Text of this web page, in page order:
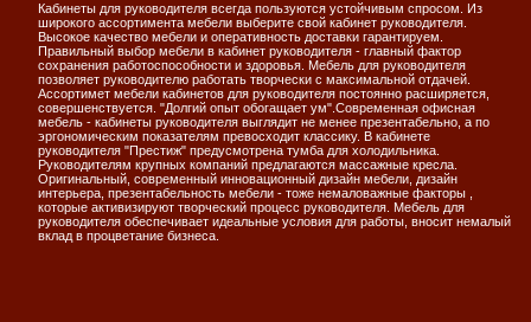
Кабинеты для руководителя всегда пользуются устойчивым спросом. Из
широкого ассортимента мебели выберите свой кабинет руководителя.
Высокое качество мебели и оперативность доставки гарантируем.
Правильный выбор мебели в кабинет руководителя - главный фактор
сохранения работоспособности и здоровья. Мебель для руководителя
позволяет руководителю работать творчески с максимальной отдачей.
Ассортимет мебели кабинетов для руководителя постоянно расширяется,
совершенствуется. "Долгий опыт обогащает ум".Современная офисная
мебель - кабинеты руководителя выглядит не менее презентабельно, а по
эргономическим показателям превосходит классику. В кабинете
руководителя "Престиж" предусмотрена тумба для холодильника.
Руководителям крупных компаний предлагаются массажные кресла.
Оригинальный, современный инновационный дизайн мебели, дизайн
интерьера, презентабельность мебели - тоже немаловажные факторы ,
которые активизируют творческий процесс руководителя. Мебель для
руководителя обеспечивает идеальные условия для работы, вносит немалый
вклад в процветание бизнеса.